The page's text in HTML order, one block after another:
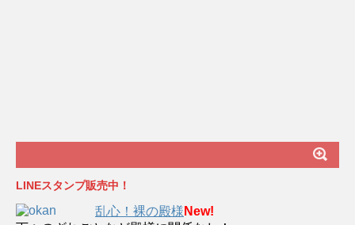
LINEスタンプ販売中！
乱心！裸の殿様 New!